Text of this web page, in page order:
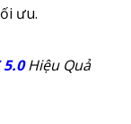
ưu.
5.0 Hiệu Quả